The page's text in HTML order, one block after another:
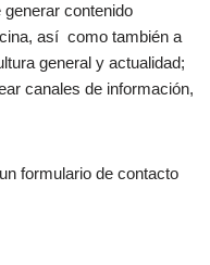
generar contenido
así como también a
general y actualidad;
canales de información,
formulario de contacto